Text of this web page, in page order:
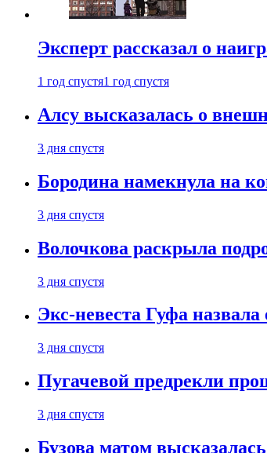
Эксперт рассказал о
1 год спустя1 год спустя
Алсу высказалась о
3 дня спустя
Бородина намекнула на
3 дня спустя
Волочкова раскрыла
3 дня спустя
Экс-невеста Гуфа
3 дня спустя
Пугачевой предрекли
3 дня спустя
Бузова матом